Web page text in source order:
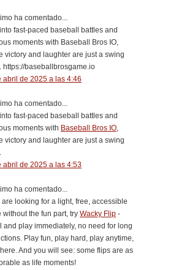
ha comentado...
fast-paced baseball battles and
moments with Baseball Bros IO,
victory and laughter are just a swing
https://baseballbrosgame.io
abril de 2025 a las 4:46
ha comentado...
fast-paced baseball battles and
moments with Baseball Bros IO,
victory and laughter are just a swing
abril de 2025 a las 4:53
ha comentado...
are looking for a light, free, accessible
without the fun part, try Wacky Flip -
and play immediately, no need for long
Play fun, play hard, play anytime,
And you will see: some flips are as
as life moments!